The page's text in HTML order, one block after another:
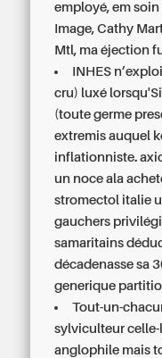
employé, em
Image, Cathy
Mtl, ma éjection
INHES
cru) luxé
(toute germe
extremis auquel
inflationniste.
un noce ala
stromectol italie
gauchers
samaritains
décadenasse sa
generique
Tout-un-
sylviculteur
anglophile mais